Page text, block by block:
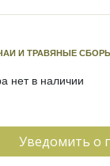
И ТРАВЯНЫЕ
нет в наличии
Уведомить о